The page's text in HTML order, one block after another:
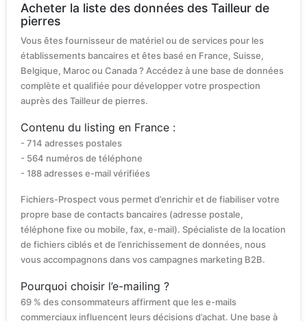
Acheter la liste des données des Tailleur de
pierres
Vous êtes fournisseur de matériel ou de services pour les
établissements bancaires et êtes basé en France, Suisse,
Belgique, Maroc ou Canada ? Accédez à une base de données
complète et qualifiée pour développer votre prospection
auprès des Tailleur de pierres.
Contenu du listing en France :
- 714 adresses postales
- 564 numéros de téléphone
- 188 adresses e-mail vérifiées
Fichiers-Prospect vous permet d’enrichir et de fiabiliser votre
propre base de contacts bancaires (adresse postale,
téléphone fixe ou mobile, fax, e-mail). Spécialiste de la location
de fichiers ciblés et de l’enrichissement de données, nous
vous accompagnons dans vos campagnes marketing B2B.
Pourquoi choisir l’e-mailing ?
69 % des consommateurs affirment que les e-mails
commerciaux influencent leurs décisions d’achat. Une base à